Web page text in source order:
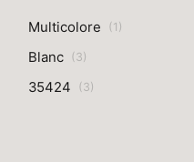
Multicolore (1 )
Blanc (3)
35424 (3)